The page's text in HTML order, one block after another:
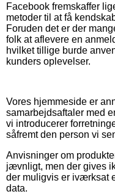
Facebook fremskaffer
metoder til at få
Foruden det er der
folk at aflevere en
hvilket tillige burde
kunders oplevelser.
Vores hjemmeside er
samarbejdsaftaler med
vi introducerer
såfremt den person vi
Anvisninger om
jævnligt, men der gives
der muligvis er iværksat
data.